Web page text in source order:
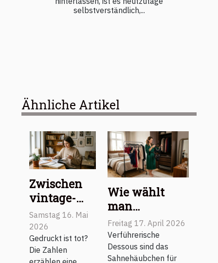
selbstverständlich,...
Ähnliche Artikel
Zwischen
vintage-
flair und
zeitgeist:
was
magazines
Samstag 16. Mai
2026
Gedruckt ist tot?
Die Zahlen
Wie wählt
man
verführerische
Dessous für
besondere
Freitag 17. April 2026
Verführerische
Dessous sind das
Sahnehäubchen für